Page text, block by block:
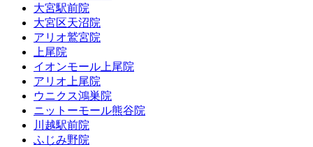
大宮駅前院
大宮区天沼院
アリオ鷲宮院
上尾院
イオンモール上尾院
アリオ上尾院
ウニクス鴻巣院
ニットーモール熊谷院
川越駅前院
ふじみ野院